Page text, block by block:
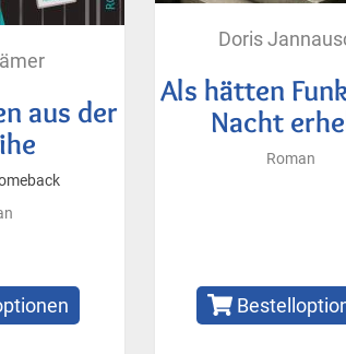
aus der
Doris
Als hätten
Nacht
Roman